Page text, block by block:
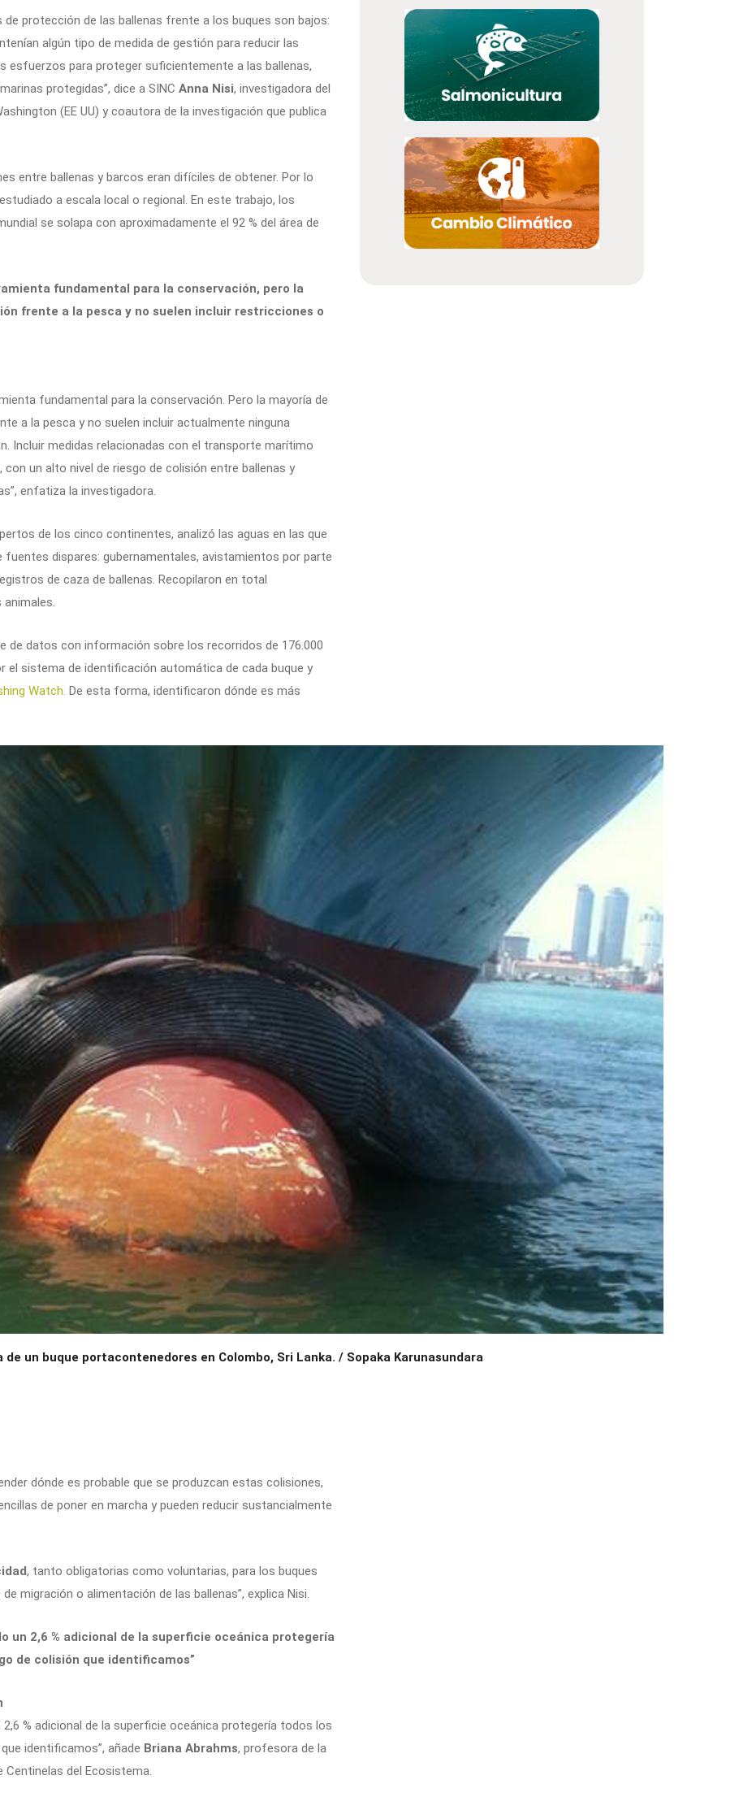
protección de las ballenas frente a los buques son bajos:
algún tipo de medida de gestión para reducir las
esfuerzos para proteger suficientemente a las ballenas,
protegidas”, dice a SINC Anna Nisi, investigadora del
(EE UU) y coautora de la investigación que publica
entre ballenas y barcos eran difíciles de obtener. Por lo
a escala local o regional. En este trabajo, los
se solapa con aproximadamente el 92 % del área de
fundamental para la conservación, pero la
frente a la pesca y no suelen incluir restricciones o
fundamental para la conservación. Pero la mayoría de
a la pesca y no suelen incluir actualmente ninguna
Incluir medidas relacionadas con el transporte marítimo
un alto nivel de riesgo de colisión entre ballenas y
enfatiza la investigadora.
de los cinco continentes, analizó las aguas en las que
fuentes dispares: gubernamentales, avistamientos por parte
de caza de ballenas. Recopilaron en total
de datos con información sobre los recorridos de 176.000
el sistema de identificación automática de cada buque y
Watch. De esta forma, identificaron dónde es más
un buque portacontenedores en Colombo, Sri Lanka. / Sopaka Karunasundara
dónde es probable que se produzcan estas colisiones,
de poner en marcha y pueden reducir sustancialmente
, tanto obligatorias como voluntarias, para los buques
migración o alimentación de las ballenas”, explica Nisi.
un 2,6 % adicional de la superficie oceánica protegería
de colisión que identificamos”
% adicional de la superficie oceánica protegería todos los
identificamos”, añade Briana Abrahms, profesora de la
Centinelas del Ecosistema.